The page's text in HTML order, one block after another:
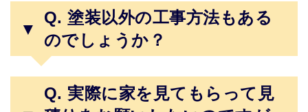
▼
Q. 塗装以外の工事方法もある
のでしょうか？
Q. 実際に家を見てもらって見